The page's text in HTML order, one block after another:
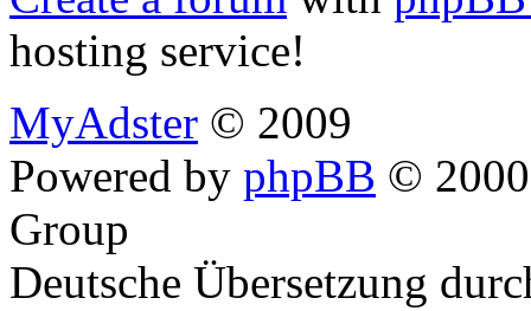
hosting service!
MyAdster © 2009
Powered by phpBB ©
Group
Deutsche Übersetzung